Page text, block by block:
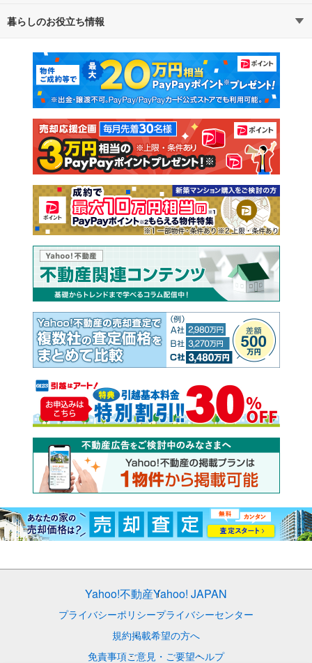
不動産・住宅
新築マンション 中古マンション
新築一戸建て 中古一戸建て
注文住宅 土地
売却査定
暮らしのお役立ち情報
マンションカタログ 教えて！住まいの先生
Yahoo!不動産Yahoo! JAPAN
プライバシーポリシープライバシーセンター
規約掲載希望の方へ
免責事項ご意見・ご要望ヘルプ